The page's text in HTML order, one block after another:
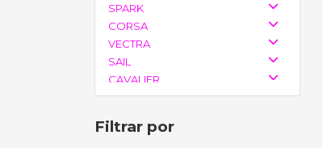
SPARK
CORSA
VECTRA
SAIL
CAVALIER
CRUZE
VIVANT
Filtrar por